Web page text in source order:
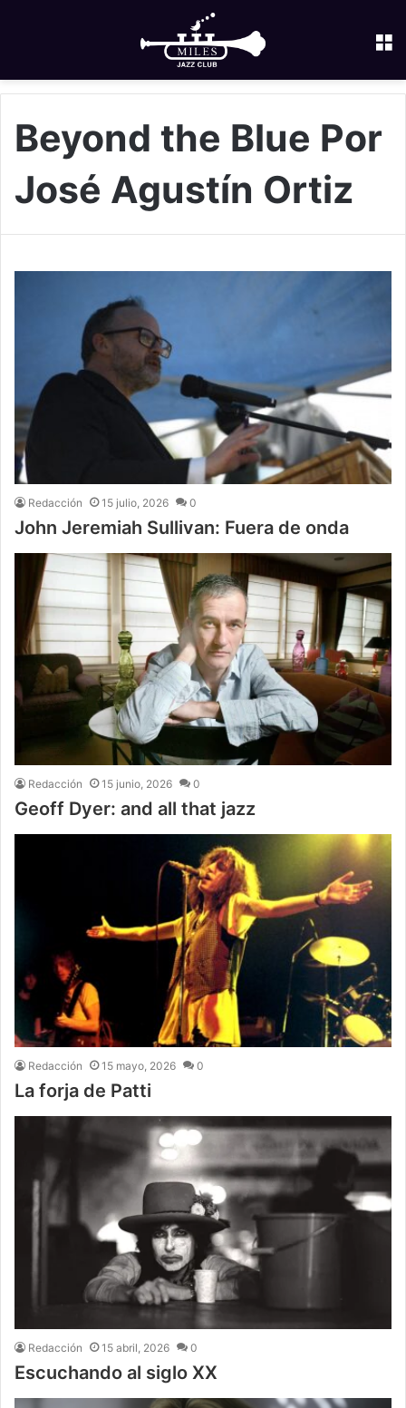
Beyond the Blue Por
José Agustín Ortiz
Redacción 15 julio, 2026 0
John Jeremiah Sullivan: Fuera de onda
Redacción 15 junio, 2026 0
Geoff Dyer: and all that jazz
Redacción 15 mayo, 2026 0
La forja de Patti
Redacción 15 abril, 2026 0
Escuchando al siglo XX